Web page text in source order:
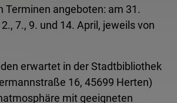
Terminen angeboten: am 31.
7., 9. und 14. April, jeweils von
erwartet in der Stadtbibliothek
16, 45699 Herten)
mit geeigneten